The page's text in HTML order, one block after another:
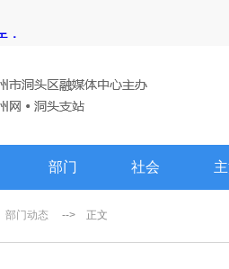
部门 社会
部门动态 --> 正文